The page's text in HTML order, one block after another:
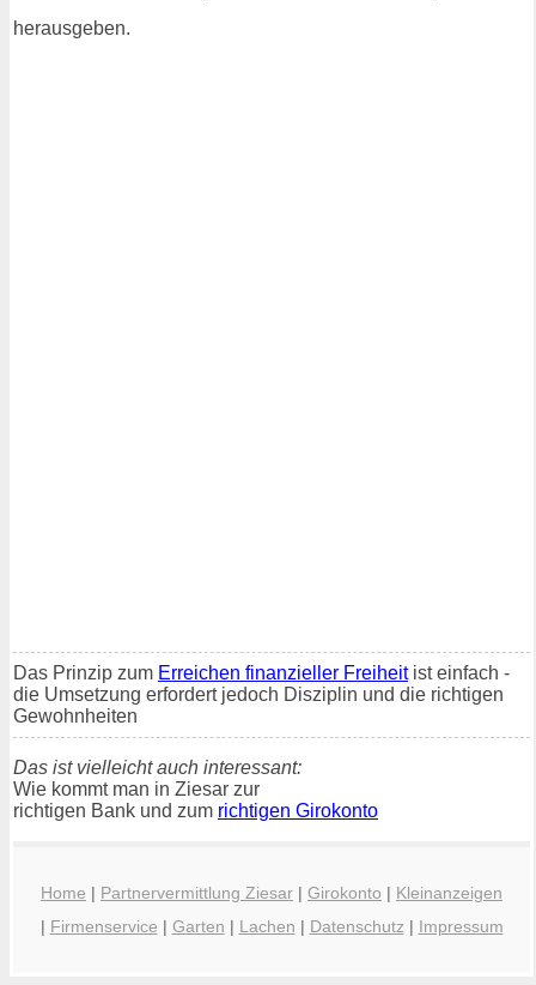
herausgeben.
Das Prinzip zum Erreichen finanzieller Freiheitist einfach -
die Umsetzung erfordert jedoch Disziplin und die richtigen
Gewohnheiten
Das ist vielleicht auch interessant:
Wie kommt man in Ziesar zur
richtigen Bank und zum richtigen Girokonto
Home | Partnervermittlung Ziesar | Girokonto | Kleinanzeigen
| Firmenservice | Garten | Lachen | Datenschutz| Impressum